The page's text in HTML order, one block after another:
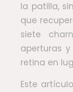
la patilla,
que
siete
aperturas
retina en
Este